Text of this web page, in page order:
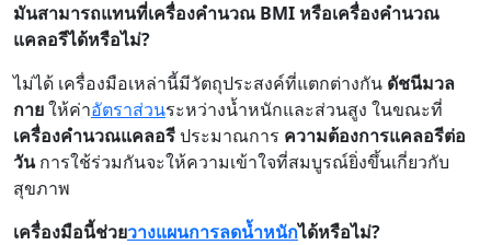
มันสามารถแทนที่เครื่องคำนวณ BMI หรือเครื่องคำนวณ
แคลอรีได้หรือไม่?
ไม่ได้ เครื่องมือเหล่านี้มีวัตถุประสงค์ที่แตกต่างกัน ดัชนีมวล
กายให้ค่าอัตราส่วนระหว่างน้ำหนักและส่วนสูง ในขณะที่
เครื่องคำนวณแคลอรีประมาณการ ความต้องการแคลอรีต่อ
วันการใช้ร่วมกันจะให้ความเข้าใจที่สมบูรณ์ยิ่งขึ้นเกี่ยวกับ
สุขภาพ
เครื่องมือนี้ช่วยวางแผนการลดน้ำหนักได้หรือไม่?